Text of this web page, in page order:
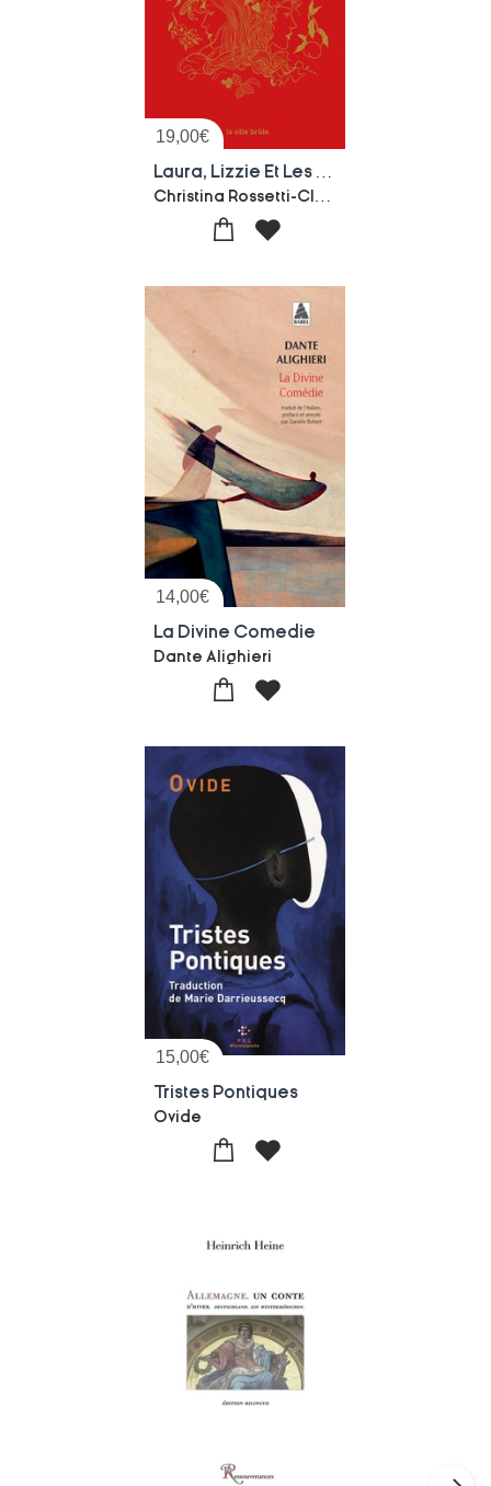
19,00€
14,00€
La Divine Comedie
Dante Alighieri
15,00€
Tristes Pontiques
Ovide